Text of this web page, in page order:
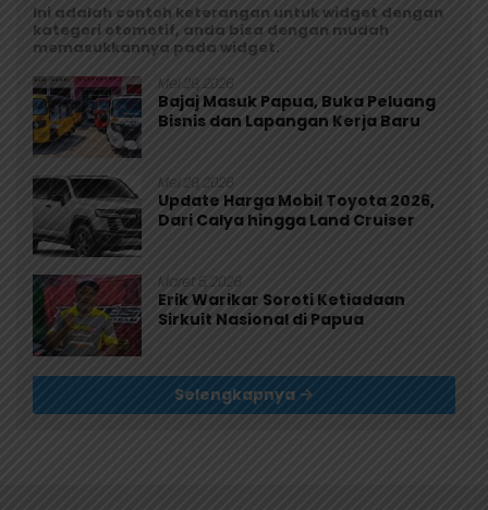
Ini adalah contoh keterangan untuk widget dengan
kategori otomotif, anda bisa dengan mudah
memasukkannya pada widget.
Mei 29, 2026
Bajaj Masuk Papua, Buka Peluang
Bisnis dan Lapangan Kerja Baru
Mei 29, 2026
Update Harga Mobil Toyota 2026,
Dari Calya hingga Land Cruiser
Maret 5, 2026
Erik Warikar Soroti Ketiadaan
Sirkuit Nasional di Papua
Selengkapnya